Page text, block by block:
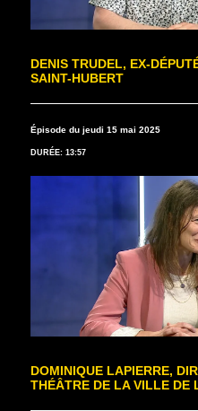
DENIS TRUDEL, EX-
SAINT-HUBERT
Épisode du jeudi 15 mai 2025
DURÉE: 13:57
DOMINIQUE LAPIERRE,
THÉÂTRE DE LA VILLE DE